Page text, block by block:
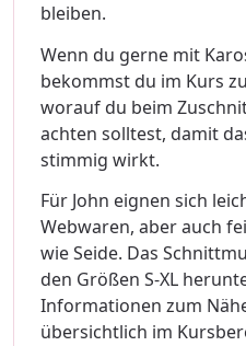
bleiben.
Wenn du gerne mit
bekommst du im Kurs
worauf du beim
achten solltest, damit
stimmig wirkt.
Für John eignen sich
Webwaren, aber auch
wie Seide. Das
den Größen S-XL
Informationen zum
übersichtlich im